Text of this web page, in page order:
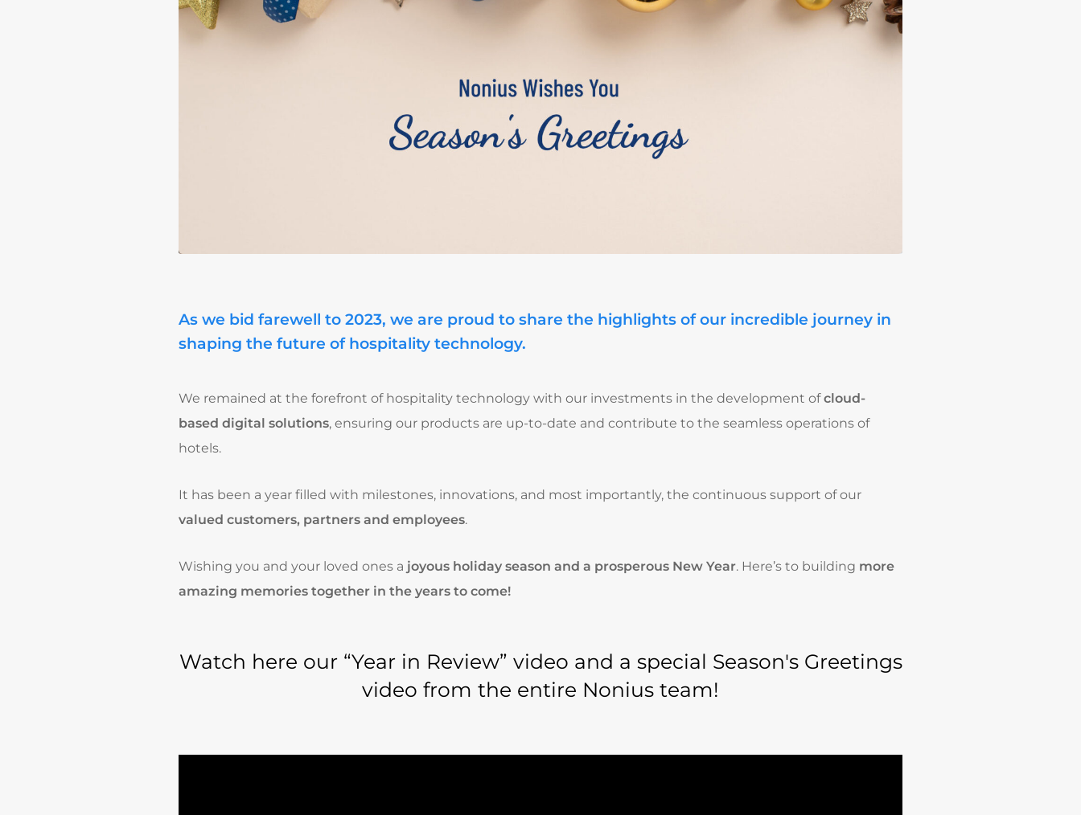
As we bid farewell to 2023, we are proud to share the highlights of our incredible journey in
shaping the future of hospitality technology.
We remained at the forefront of hospitality technology with our investments in the development ofcloud-
based digital solutions, ensuring our products are up-to-date and contribute to the seamless operations of
hotels.
It has been a year filled with milestones, innovations, and most importantly, the continuous support of our
valued customers, partners and employees.
Wishing you and your loved ones a joyous holiday season and a prosperous New Year. Here’s to building more
amazing memories together in the years to come!
Watch here our “Year in Review” video and a special Season's Greetings
video from the entire Nonius team!